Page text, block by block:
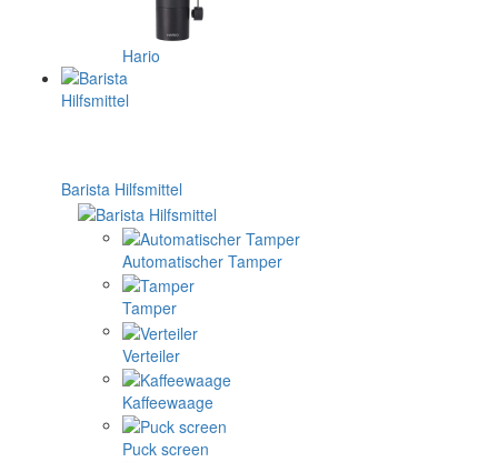
Hario
Barista Hilfsmittel
Automatischer Tamper
Tamper
Verteiler
Kaffeewaage
Puck screen